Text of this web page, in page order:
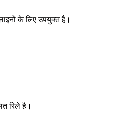
के लिए उपयुक्त है।
रिले है।